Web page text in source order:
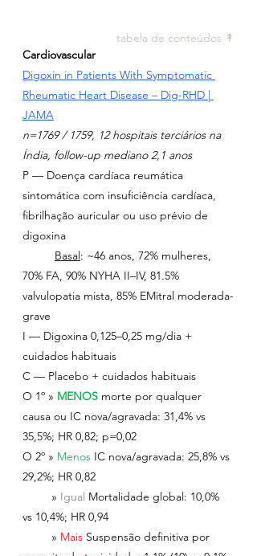
tabela de conteúdos ↟
Cardiovascular
Digoxin in Patients With Symptomatic
Rheumatic Heart Disease – Dig-RHD |
JAMA
n=1769 / 1759, 12 hospitais terciários na
Índia, follow-up mediano 2,1 anos
P — Doença cardíaca reumática
sintomática com insuficiência cardíaca,
fibrilhação auricular ou uso prévio de
digoxina
	Basal
: ~46 anos, 72% mulheres,
70% FA, 90% NYHA II–IV, 81.5%
valvulopatia mista, 85% EMitral moderada-
grave
I — Digoxina 0,125–0,25 mg/dia +
cuidados habituais
C — Placebo + cuidados habituais
O 1º » MENOS morte por qualquer
causa ou IC nova/agravada: 31,4% vs
35,5%; HR 0,82; p=0,02
O 2º » Menos IC nova/agravada: 25,8% vs
29,2%; HR 0,82
» Igual Mortalidade global: 10,0%
vs 10,4%; HR 0,94
» Mais Suspensão definitiva por